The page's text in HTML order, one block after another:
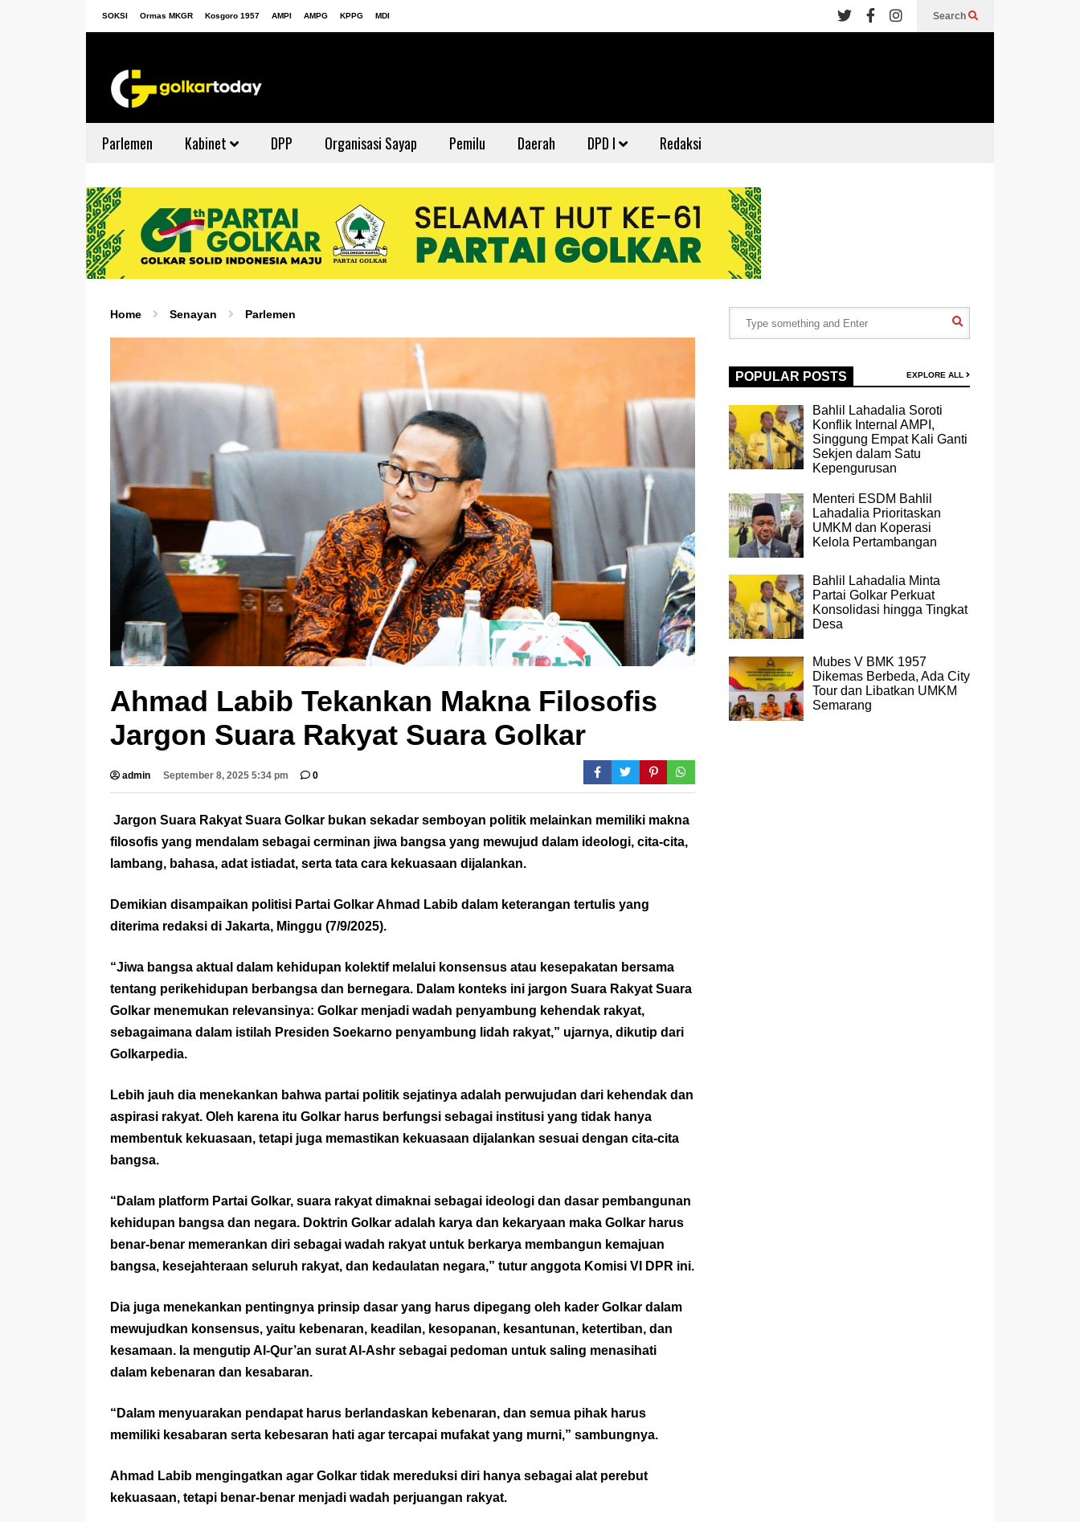
SOKSI Ormas MKGR Kosgoro 1957 AMPI AMPG KPPG MDI Search
Parlemen Kabinet DPP Organisasi Sayap Pemilu Daerah DPD I Redaksi
Home Senayan Parlemen
Ahmad Labib Tekankan Makna Filosofis
Jargon Suara Rakyat Suara Golkar
admin September 8, 2025 5:34 pm 0
Jargon Suara Rakyat Suara Golkar bukan sekadar semboyan politik melainkan memiliki makna
filosofis yang mendalam sebagai cerminan jiwa bangsa yang mewujud dalam ideologi, cita-cita,
lambang, bahasa, adat istiadat, serta tata cara kekuasaan dijalankan.
Demikian disampaikan politisi Partai Golkar Ahmad Labib dalam keterangan tertulis yang
diterima redaksi di Jakarta, Minggu (7/9/2025).
“Jiwa bangsa aktual dalam kehidupan kolektif melalui konsensus atau kesepakatan bersama
tentang perikehidupan berbangsa dan bernegara. Dalam konteks ini jargon Suara Rakyat Suara
Golkar menemukan relevansinya: Golkar menjadi wadah penyambung kehendak rakyat,
sebagaimana dalam istilah Presiden Soekarno penyambung lidah rakyat,” ujarnya, dikutip dari
Golkarpedia.
Lebih jauh dia menekankan bahwa partai politik sejatinya adalah perwujudan dari kehendak dan
aspirasi rakyat. Oleh karena itu Golkar harus berfungsi sebagai institusi yang tidak hanya
membentuk kekuasaan, tetapi juga memastikan kekuasaan dijalankan sesuai dengan cita-cita
bangsa.
“Dalam platform Partai Golkar, suara rakyat dimaknai sebagai ideologi dan dasar pembangunan
kehidupan bangsa dan negara. Doktrin Golkar adalah karya dan kekaryaan maka Golkar harus
benar-benar memerankan diri sebagai wadah rakyat untuk berkarya membangun kemajuan
bangsa, kesejahteraan seluruh rakyat, dan kedaulatan negara,” tutur anggota Komisi VI DPR ini.
Dia juga menekankan pentingnya prinsip dasar yang harus dipegang oleh kader Golkar dalam
mewujudkan konsensus, yaitu kebenaran, keadilan, kesopanan, kesantunan, ketertiban, dan
kesamaan. Ia mengutip Al-Qur’an surat Al-Ashr sebagai pedoman untuk saling menasihati
dalam kebenaran dan kesabaran.
“Dalam menyuarakan pendapat harus berlandaskan kebenaran, dan semua pihak harus
memiliki kesabaran serta kebesaran hati agar tercapai mufakat yang murni,” sambungnya.
Ahmad Labib mengingatkan agar Golkar tidak mereduksi diri hanya sebagai alat perebut
kekuasaan, tetapi benar-benar menjadi wadah perjuangan rakyat.
POPULAR POSTS EXPLORE ALL
Bahlil Lahadalia Soroti
Konflik Internal AMPI,
Singgung Empat Kali Ganti
Sekjen dalam Satu
Kepengurusan
Menteri ESDM Bahlil
Lahadalia Prioritaskan
UMKM dan Koperasi
Kelola Pertambangan
Bahlil Lahadalia Minta
Partai Golkar Perkuat
Konsolidasi hingga Tingkat
Desa
Mubes V BMK 1957
Dikemas Berbeda, Ada City
Tour dan Libatkan UMKM
Semarang